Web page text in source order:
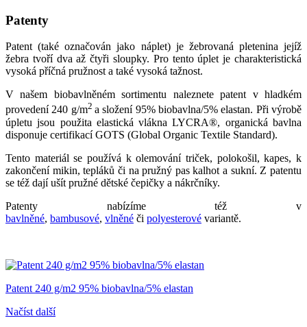
Patenty
Patent (také označován jako náplet) je žebrovaná pletenina jejíž
žebra tvoří dva až čtyři sloupky. Pro tento úplet je charakteristická
vysoká příčná pružnost a také vysoká tažnost.
V našem biobavlněném sortimentu naleznete patent v hladkém
provedení 240 g/m2 a složení 95% biobavlna/5% elastan. Při výrobě
úpletu jsou použita elastická vlákna LYCRA®, organická bavlna
disponuje certifikací GOTS (Global Organic Textile Standard).
Tento materiál se používá k olemování triček, polokošil, kapes, k
zakončení mikin, tepláků či na pružný pas kalhot a sukní. Z patentu
se též dají ušít pružné dětské čepičky a nákrčníky.
Patenty nabízíme též v
bavlněné, bambusové, vlněné či polyesterové variantě.
Patent 240 g/m2 95% biobavlna/5% elastan
Načíst další